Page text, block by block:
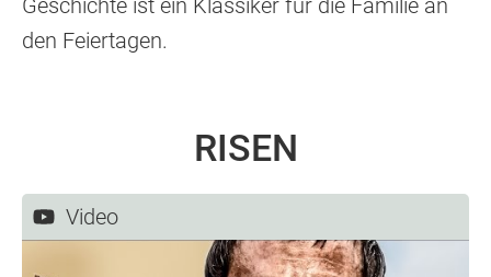
Geschichte ist ein Klassiker für die Familie an
den Feiertagen.
RISEN
Video